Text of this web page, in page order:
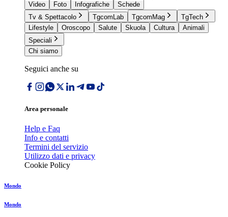
Video
Foto Infografiche
Schede
Tv & Spettacolo
TgcomLab TgcomMag
TgTech
Lifestyle
Oroscopo Salute Skuola Cultura
Animali
Speciali
Chi siamo
Seguici anche su
Area personale
Help e Faq
Info e contatti
Termini del servizio
Utilizzo dati e privacy
Cookie Policy
Mondo
Mondo